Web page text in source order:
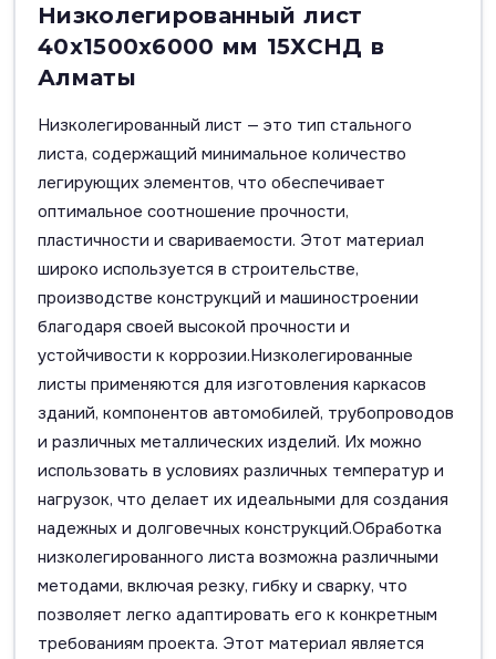
Низколегированный лист
40х1500х6000 мм 15ХСНД в
Алматы
Низколегированный лист — это тип стального
листа, содержащий минимальное количество
легирующих элементов, что обеспечивает
оптимальное соотношение прочности,
пластичности и свариваемости. Этот материал
широко используется в строительстве,
производстве конструкций и машиностроении
благодаря своей высокой прочности и
устойчивости к коррозии.Низколегированные
листы применяются для изготовления каркасов
зданий, компонентов автомобилей, трубопроводов
и различных металлических изделий. Их можно
использовать в условиях различных температур и
нагрузок, что делает их идеальными для создания
надежных и долговечных конструкций.Обработка
низколегированного листа возможна различными
методами, включая резку, гибку и сварку, что
позволяет легко адаптировать его к конкретным
требованиям проекта. Этот материал является